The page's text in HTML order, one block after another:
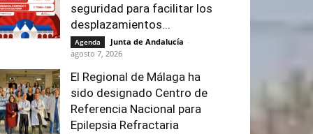
seguridad para facilitar los
desplazamientos...
Agenda Junta de Andalucía -
agosto 7, 2026
El Regional de Málaga ha
sido designado Centro de
Referencia Nacional para
Epilepsia Refractaria